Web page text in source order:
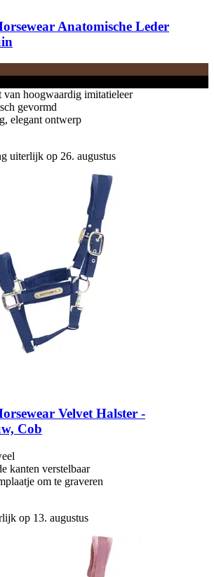
Anatomische Leder
van hoogwaardig imitatieleer
gevormd
elegant ontwerp
uiterlijk op 26. augustus
Velvet Halster -​
Cob
kanten verstelbaar
om te graveren
op 13. augustus